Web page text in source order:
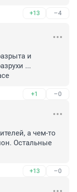
+13 –4
и
...
+1 –0
а чем-то
Остальные
+13 –0